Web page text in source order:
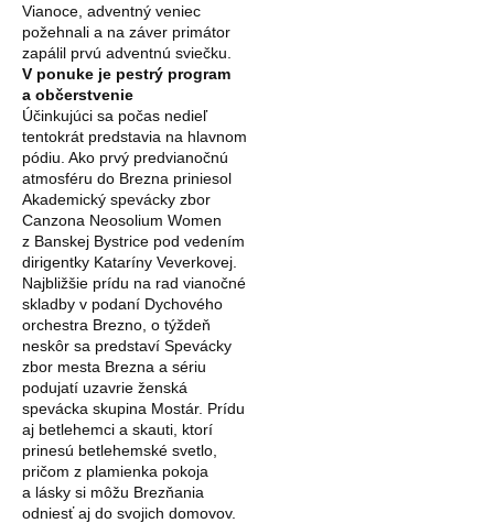
Vianoce, adventný veniec
požehnali a na záver primátor
zapálil prvú adventnú sviečku.
V ponuke je pestrý program
a občerstvenie
Účinkujúci sa počas nedieľ
tentokrát predstavia na hlavnom
pódiu. Ako prvý predvianočnú
atmosféru do Brezna priniesol
Akademický spevácky zbor
Canzona Neosolium Women
z Banskej Bystrice pod vedením
dirigentky Kataríny Veverkovej.
Najbližšie prídu na rad vianočné
skladby v podaní Dychového
orchestra Brezno, o týždeň
neskôr sa predstaví Spevácky
zbor mesta Brezna a sériu
podujatí uzavrie ženská
spevácka skupina Mostár. Prídu
aj betlehemci a skauti, ktorí
prinesú betlehemské svetlo,
pričom z plamienka pokoja
a lásky si môžu Brezňania
odniesť aj do svojich domovov.